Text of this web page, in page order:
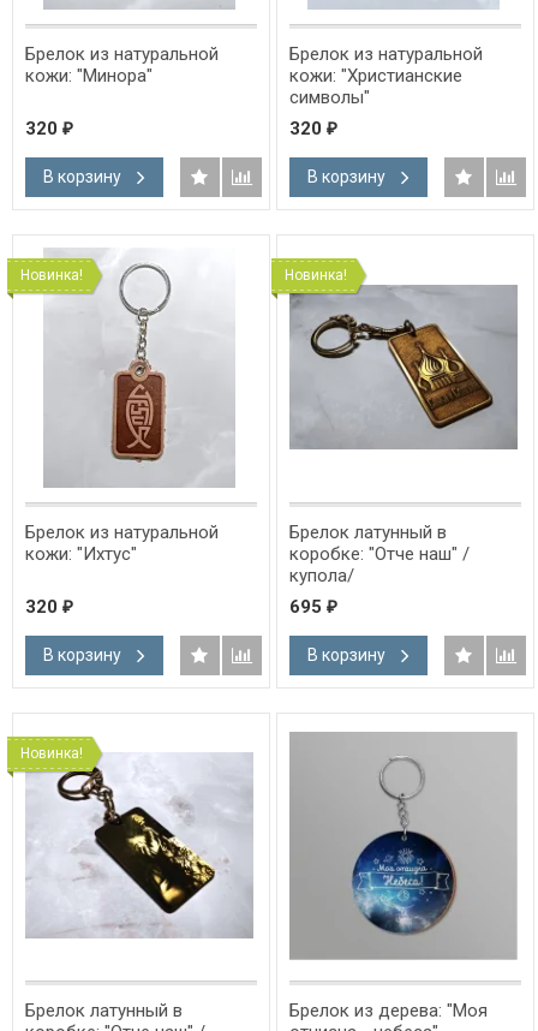
Брелок из натуральной
кожи: "Минора"
320 ₽
В корзину
Брелок из натуральной
кожи: "Христианские
символы"
320 ₽
В корзину
Новинка!
Брелок из натуральной
кожи: "Ихтус"
320 ₽
В корзину
Новинка!
Брелок латунный в
коробке: "Отче наш" /
купола/
695 ₽
В корзину
Новинка!
Брелок латунный в
Брелок из дерева: "Моя